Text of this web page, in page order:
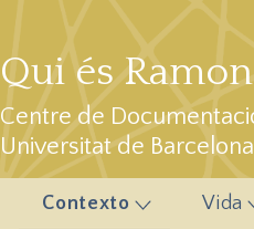
Qui és
Centre de
Universitat de Barcelona
Contexto Vida